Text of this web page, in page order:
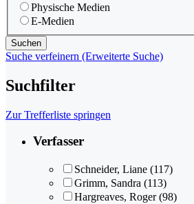
Physische Medien
E-Medien
Suche verfeinern (Erweiterte Suche)
Suchfilter
Zur Trefferliste springen
Verfasser
Schneider, Liane (117)
Grimm, Sandra (113)
Hargreaves, Roger (98)